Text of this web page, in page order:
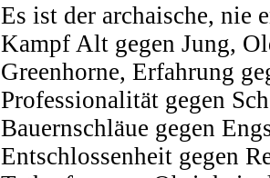
Es ist der archaische, nie
Kampf Alt gegen Jung,
Greenhorne, Erfahrung
Professionalität gegen
Bauernschläue gegen
Entschlossenheit gegen